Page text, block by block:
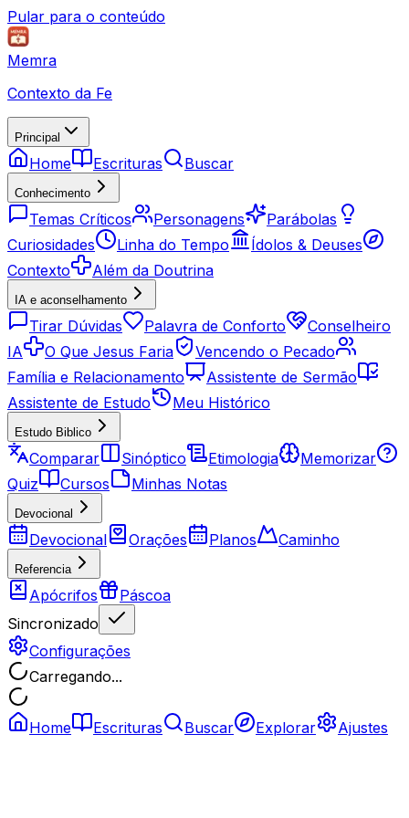
Pular para o conteúdo
Memra
Contexto da Fe
Principal
Home Escrituras Buscar
Conhecimento
Temas Críticos Personagens
Parábolas
Curiosidades
Linha do Tempo
Ídolos & Deuses
Contexto
Além da Doutrina
IA e aconselhamento
Tirar Dúvidas Palavra de Conforto
Conselheiro
IA
O Que Jesus Faria
Vencendo o Pecado
Família e Relacionamento
Assistente de Sermão
Assistente de Estudo
Meu Histórico
Estudo Biblico
Comparar Sinóptico Etimologia
Memorizar
Quiz
Cursos Minhas Notas
Devocional
Devocional Orações Planos Caminho
Referencia
Apócrifos
Páscoa
Sincronizado
Configurações
Carregando...
Home Escrituras Buscar Explorar Ajustes